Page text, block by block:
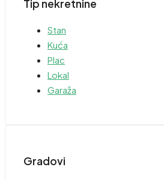
Tip nekretnine
Stan
Kuća
Plac
Lokal
Garaža
Gradovi